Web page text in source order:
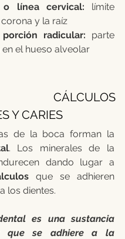
o línea cervical: límite
y la raíz
radicular: parte
en el hueso alveolar
CÁLCULOS
Y CARIES
. Los minerales de la
que se adhieren
los dientes.
es una sustancia
que se adhiere a la